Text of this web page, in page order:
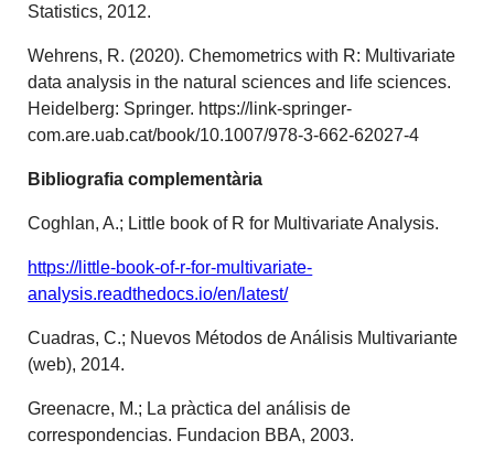
Statistics, 2012.
Wehrens, R. (2020). Chemometrics with R: Multivariate
data analysis in the natural sciences and life sciences.
Heidelberg: Springer. https://link-springer-
com.are.uab.cat/book/10.1007/978-3-662-62027-4
Bibliografia complementària
Coghlan, A.; Little book of R for Multivariate Analysis.
https://little-book-of-r-for-multivariate-
analysis.readthedocs.io/en/latest/
Cuadras, C.; Nuevos Métodos de Análisis Multivariante
(web), 2014.
Greenacre, M.; La pràctica del análisis de
correspondencias. Fundacion BBA, 2003.